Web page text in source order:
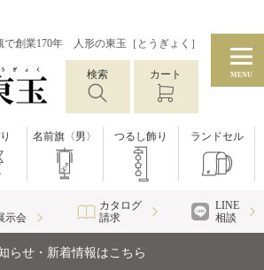
で創業170年 人形の東玉［とうぎょく］
検索 カート MENU
名前旗〈男〉 つるし飾り ランドセル
示会
カタログ
請求
LINE
相談
らせ・新着情報はこちら